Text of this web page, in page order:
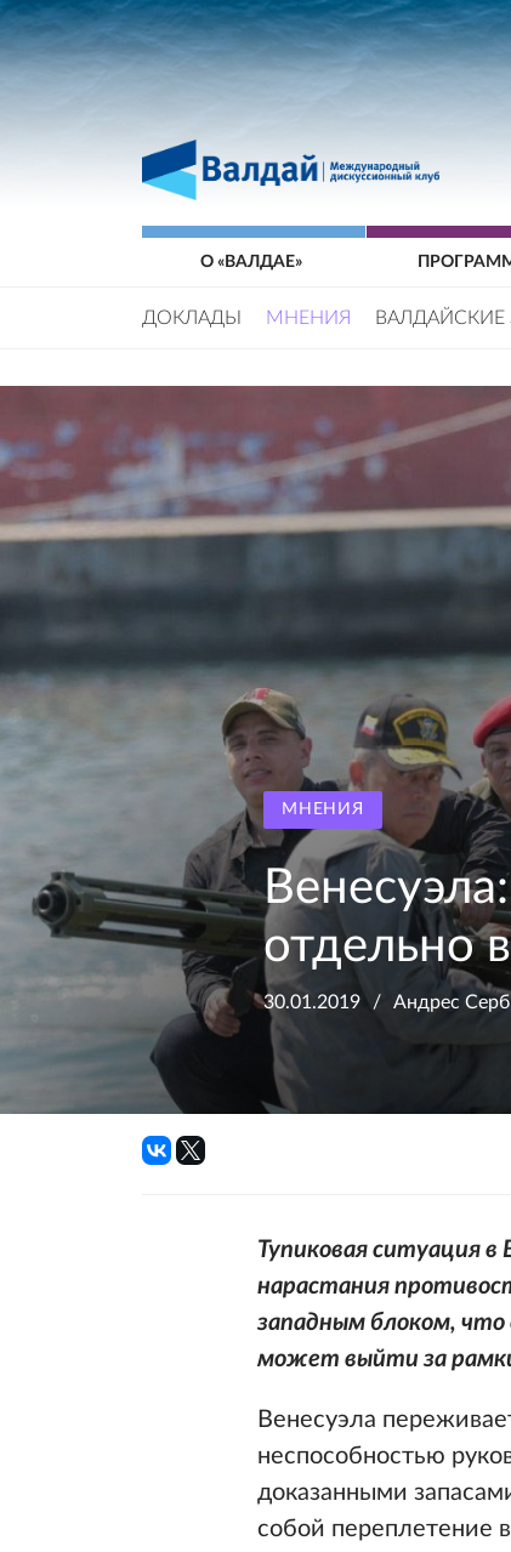
О «ВАЛДАЕ»
ДОКЛАДЫ МНЕНИЯ ВАЛДАЙСКИЕ
МНЕНИЯ
отдельно
30.01.2019 Андрес
Тупиковая ситуация в
нарастания
западным блоком, что
может выйти за
Венесуэла
неспособностью
доказанными
собой переплетение